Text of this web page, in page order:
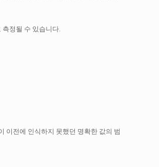
측정될 수 있습니다.
이전에 인식하지 못했던 명확한 값의 범